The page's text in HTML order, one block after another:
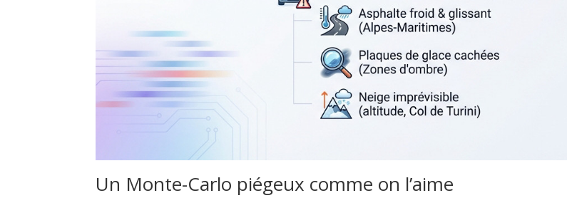
Un Monte-Carlo piégeux comme on l’aime